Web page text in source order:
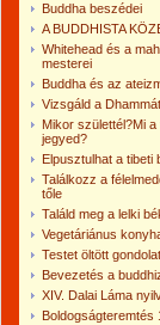
Buddha beszédei
A BUDDHISTA
Whitehead és a
mesterei
Buddha és az
Vizsgáld a Dhammát
Mikor születtél?Mi
jegyed?
Elpusztulhat a tibeti
Találkozz a
tőle
Találd meg a lelki
Vegetáriánus
Testet öltött
Bevezetés a
XIV. Dalai Láma
Boldogságteremtés